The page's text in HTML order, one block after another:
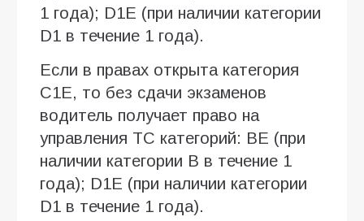
1 года); D1E (при наличии категории
D1 в течение 1 года).
Если в правах открыта категория
C1E, то без сдачи экзаменов
водитель получает право на
управления ТС категорий: BE (при
наличии категории В в течение 1
года); D1E (при наличии категории
D1 в течение 1 года).